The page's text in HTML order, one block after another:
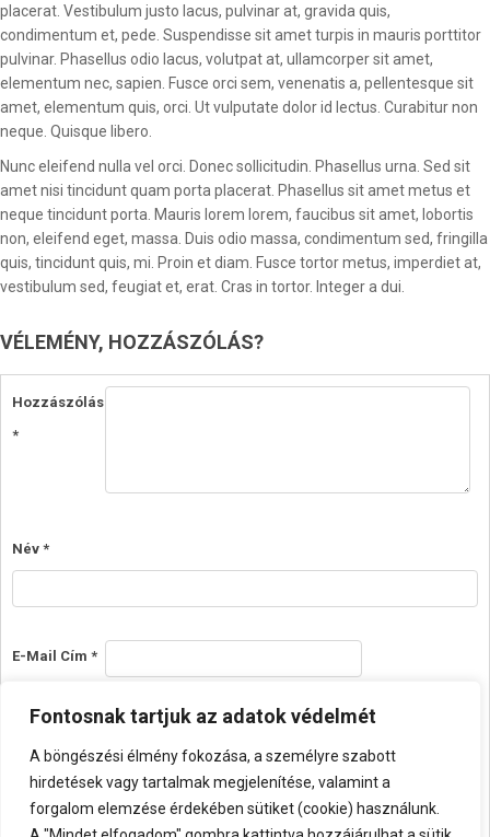
Fontosnak tartjuk az adatok védelmét
A böngészési élmény fokozása, a személyre szabott
hirdetések vagy tartalmak megjelenítése, valamint a
forgalom elemzése érdekében sütiket (cookie) használunk.
placerat. Vestibulum justo lacus, pulvinar at, gravida quis,
condimentum et, pede. Suspendisse sit amet turpis in mauris porttitor
pulvinar. Phasellus odio lacus, volutpat at, ullamcorper sit amet,
elementum nec, sapien. Fusce orci sem, venenatis a, pellentesque sit
amet, elementum quis, orci. Ut vulputate dolor id lectus. Curabitur non
neque. Quisque libero.
Nunc eleifend nulla vel orci. Donec sollicitudin. Phasellus urna. Sed sit
amet nisi tincidunt quam porta placerat. Phasellus sit amet metus et
neque tincidunt porta. Mauris lorem lorem, faucibus sit amet, lobortis
non, eleifend eget, massa. Duis odio massa, condimentum sed, fringilla
quis, tincidunt quis, mi. Proin et diam. Fusce tortor metus, imperdiet at,
vestibulum sed, feugiat et, erat. Cras in tortor. Integer a dui.
VÉLEMÉNY, HOZZÁSZÓLÁS?
Hozzászólás
*
Név *
E-Mail Cím *
Honlap